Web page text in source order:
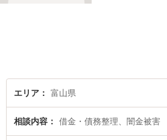
エリア 富山県
相談内容 借金・債務整理、闇金被害